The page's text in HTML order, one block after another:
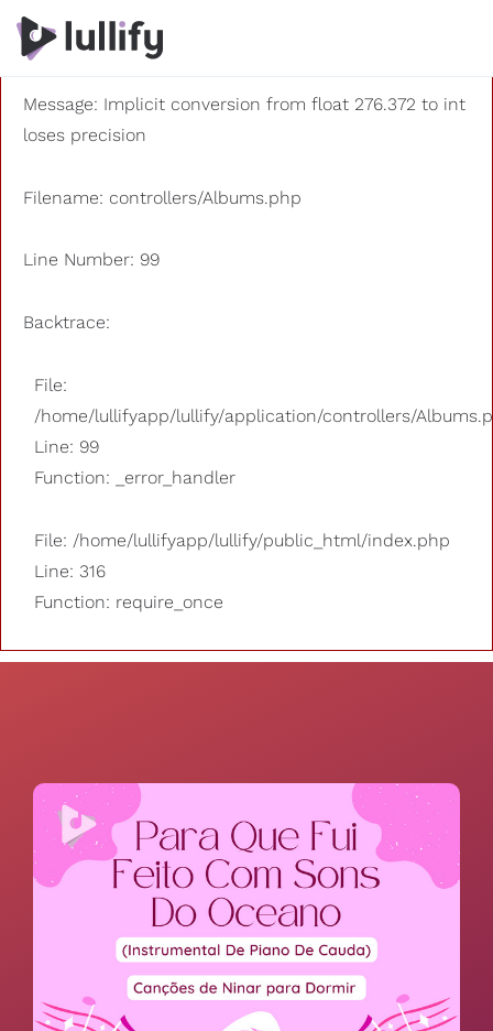
A PHP Error was encountered
Severity: 8192
Message: Implicit conversion from float 276.372 to int
loses precision
Filename: controllers/Albums.php
Line Number: 99
Backtrace:
File:
/home/lullifyapp/lullify/application/controllers/
Line: 99
Function: _error_handler
File: /home/lullifyapp/lullify/public_html/index.php
Line: 316
Function: require_once